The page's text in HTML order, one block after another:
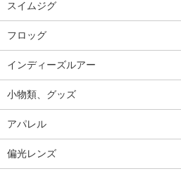
スイムジグ
フロッグ
インディーズルアー
小物類、グッズ
アパレル
偏光レンズ